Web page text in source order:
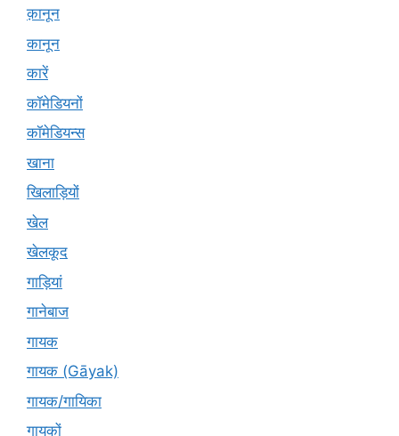
क़ानून
कानून
कारें
कॉमेडियनों
कॉमेडियन्स
खाना
खिलाड़ियों
खेल
खेलकूद
गाड़ियां
गानेबाज
गायक
गायक (Gāyak)
गायक/गायिका
गायकों